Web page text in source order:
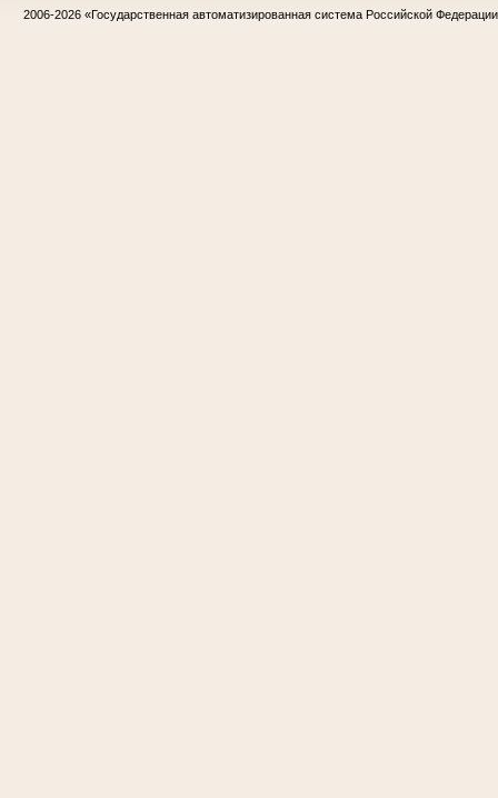
2006-2026 «Государственная автоматизированная система Российской